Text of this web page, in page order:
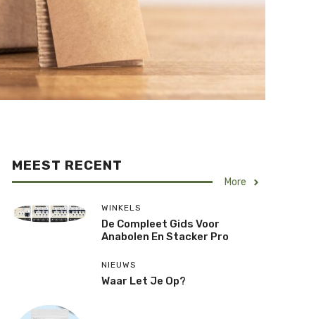
MEEST RECENT
More
WINKELS
De Compleet Gids Voor
Anabolen En Stacker Pro
NIEUWS
Waar Let Je Op?